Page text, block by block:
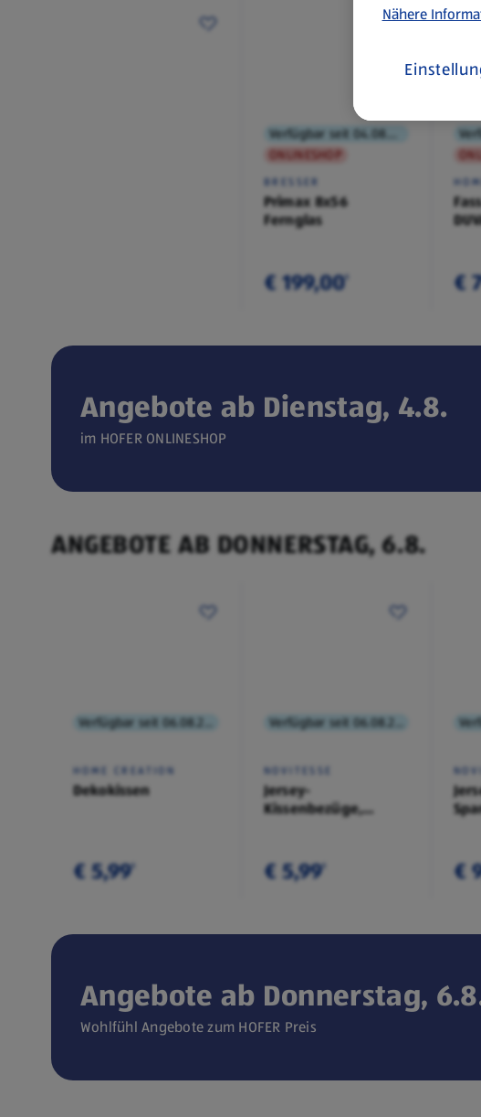
Verfügbar seit 04.08.2026
CEEM
ONLINESHOP
BRESSER
Primax 8x56
Fernglas
€ 199,00¹ €
Angebote ab Dienstag, 4.8.
im HOFER ONLINESHOP
(öffnet in einem neuen Tab)
ANGEBOTE AB DONNERSTAG, 6.8.
HOME CREATION
Dekokissen
€ 5,99¹
NOVITESSE
Jersey-
Kissenbezüge,
€ 5,99¹ €
Angebote ab Donnerstag,
Wohlfühl Angebote zum HOFER Preis
Nähere